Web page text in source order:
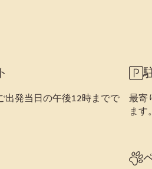
出発当日の午後12時までで 最寄
ます